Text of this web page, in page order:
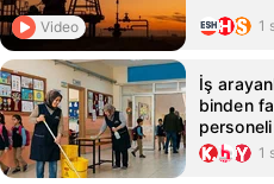
Video 1
İş
binden
personeli
1